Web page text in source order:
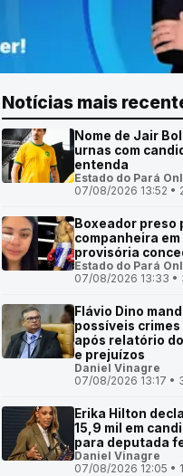
Notícias mais
Nome de Jair
urnas com
entenda
Estado do Pará
07/08/2026 13:52 •
Boxeador preso
companheira
provisória
Estado do Pará
07/08/2026 13:33 •
Flávio Dino
possíveis crimes
após relatório
e prejuízos
Daniel Vinagre
07/08/2026 13:17 •
Erika Hilton
15,9 mil em
para deputada
Daniel Vinagre
07/08/2026 12:05 •